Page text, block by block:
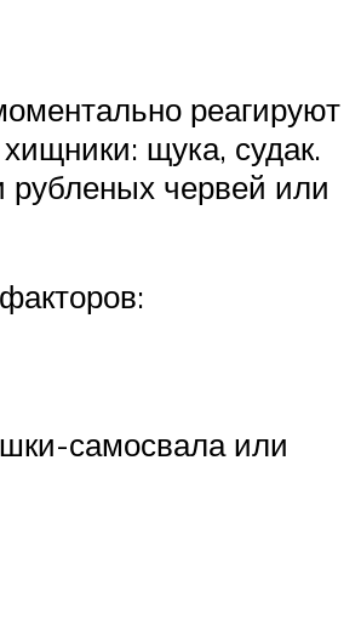
реагируют
щука, судак.
червей или
самосвала или